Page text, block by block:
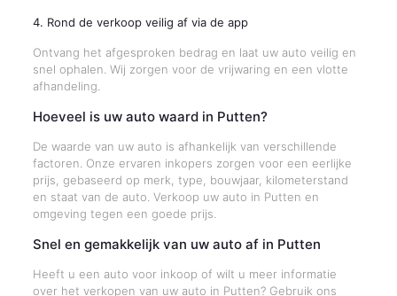
4. Rond de verkoop veilig af via de app
Ontvang het afgesproken bedrag en laat uw auto veilig en
snel ophalen. Wij zorgen voor de vrijwaring en een vlotte
afhandeling.
Hoeveel is uw auto waard in Putten?
De waarde van uw auto is afhankelijk van verschillende
factoren. Onze ervaren inkopers zorgen voor een eerlijke
prijs, gebaseerd op merk, type, bouwjaar, kilometerstand
en staat van de auto. Verkoop uw auto in Putten en
omgeving tegen een goede prijs.
Snel en gemakkelijk van uw auto af in Putten
Heeft u een auto voor inkoop of wilt u meer informatie
over het verkopen van uw auto in Putten? Gebruik ons